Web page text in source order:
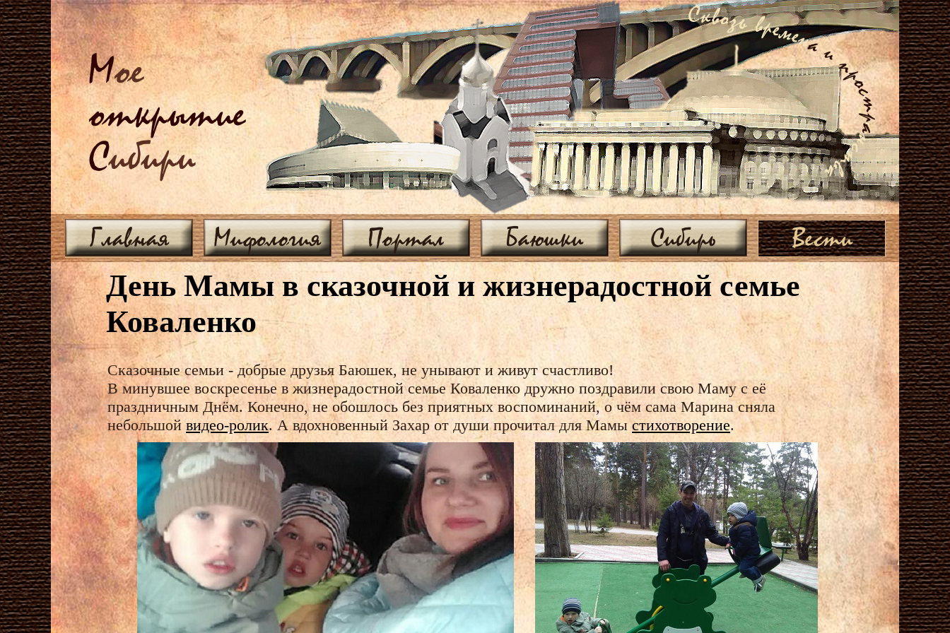
Мое
открытие
Сибири
Главная Мифология Портал Баюшки Сибирь Вести
День Мамы в сказочной и жизнерадостной семье
Коваленко
Сказочные семьи - добрые друзья Баюшек, не унывают и живут счастливо!
В минувшее воскресенье в жизнерадостной семье Коваленко дружно поздравили свою Маму с её
праздничным Днём. Конечно, не обошлось без приятных воспоминаний, о чём сама Марина сняла
небольшойвидео-ролик. А вдохновенный Захар от души прочитал для Мамыстихотворение.